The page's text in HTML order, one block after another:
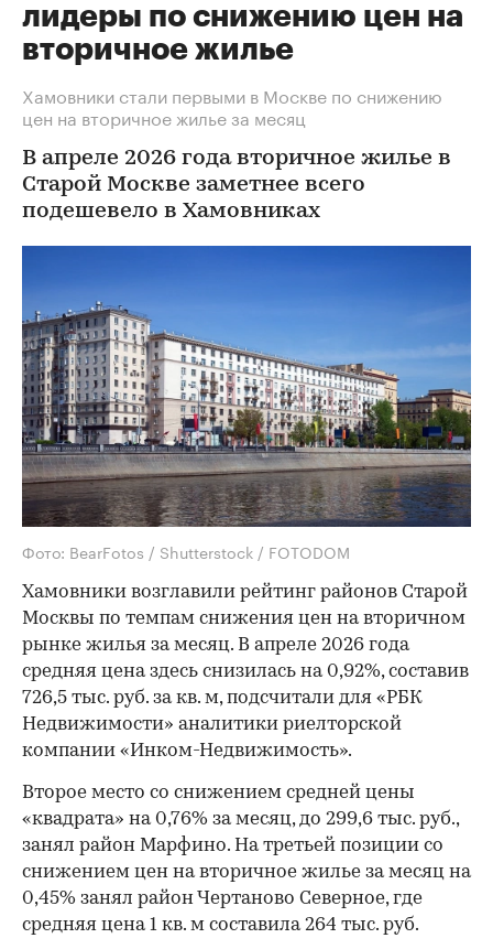
лидеры по снижению цен на
вторичное жилье
Хамовники стали первыми в Москве по снижению
цен на вторичное жилье за месяц
В апреле 2026 года вторичное жилье в
Старой Москве заметнее всего
подешевело в Хамовниках
Фото: BearFotos / Shutterstock / FOTODOM
Хамовники возглавили рейтинг районов Старой
Москвы по темпам снижения цен на вторичном
рынке жилья за месяц. В апреле 2026 года
средняя цена здесь снизилась на 0,92%, составив
726,5 тыс. руб. за кв. м, подсчитали для «РБК
Недвижимости» аналитики риелторской
компании «Инком-Недвижимость».
Второе место со снижением средней цены
«квадрата» на 0,76% за месяц, до 299,6 тыс. руб.,
занял район Марфино. На третьей позиции со
снижением цен на вторичное жилье за месяц на
0,45% занял район Чертаново Северное, где
средняя цена 1 кв. м составила 264 тыс. руб.